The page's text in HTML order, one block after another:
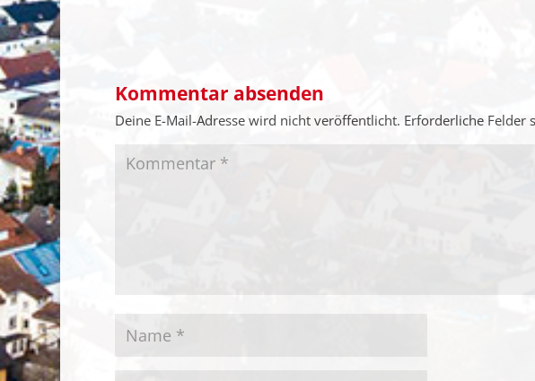
Kommentar absenden
Deine E-Mail-Adresse wird nicht veröffentlicht. Erforderliche Felder